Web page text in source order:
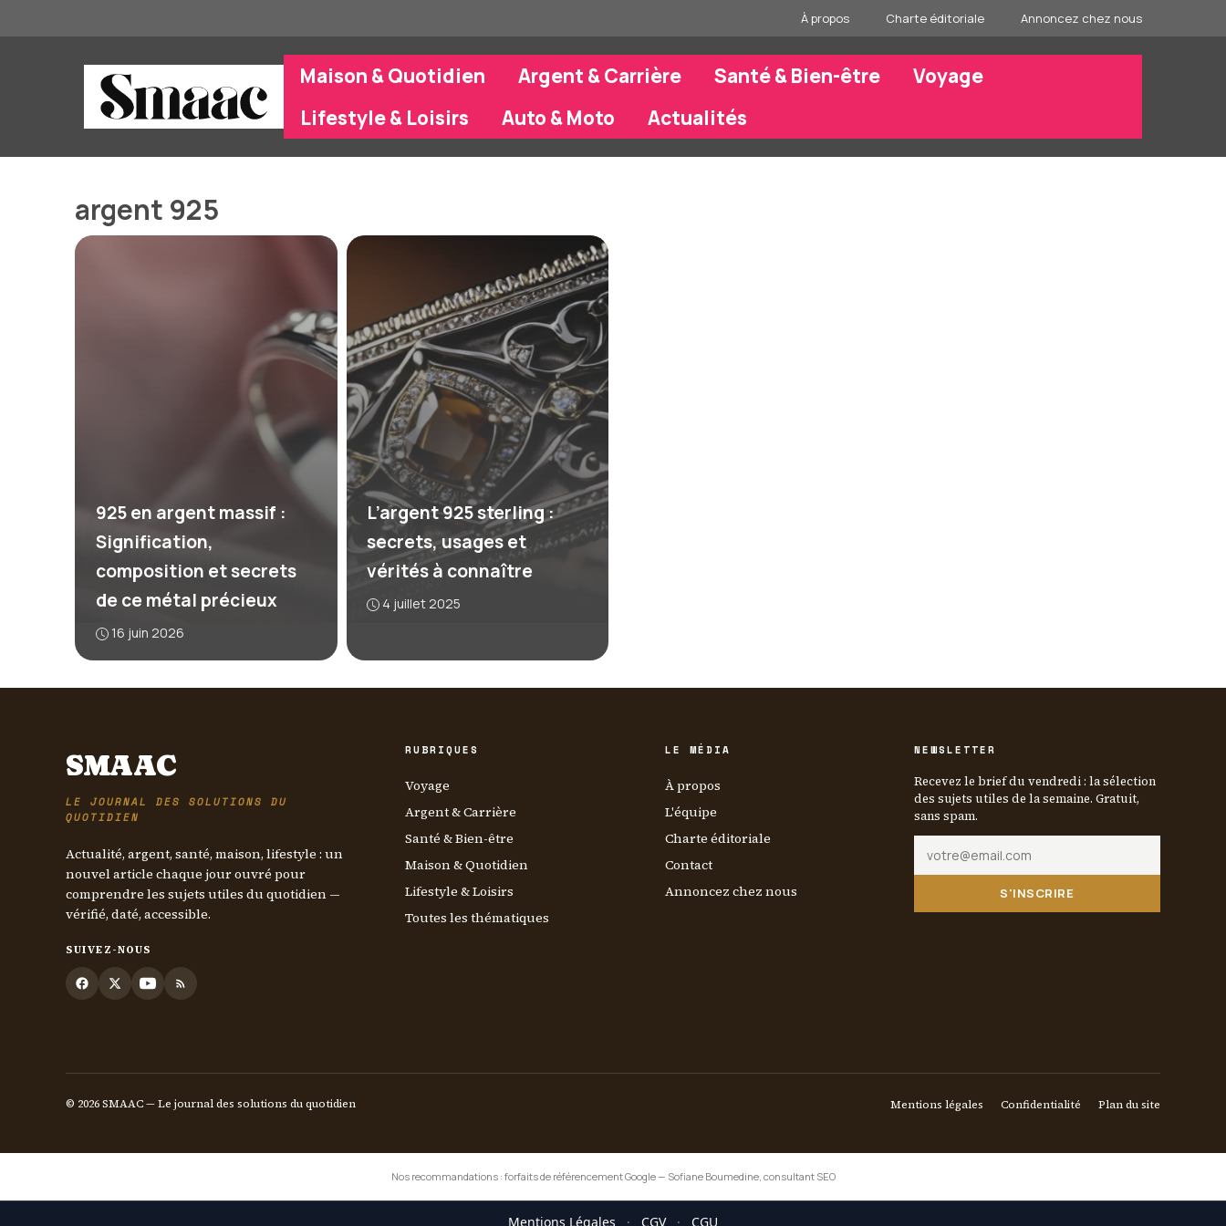
au
À propos Charte éditoriale Annoncez chez nous
Maison & Quotidien Argent & Carrière Santé & Bien-être
Voyage
Lifestyle & Loisirs
Auto & Moto Actualités
argent 925
925 en argent massif :
Signification,
composition et secrets
de ce métal précieux
16 juin 2026
L’argent 925 sterling :
secrets, usages et
vérités à connaître
4 juillet 2025
SMAAC
LE JOURNAL DES SOLUTIONS DU
QUOTIDIEN
Actualité, argent, santé, maison, lifestyle : un
nouvel article chaque jour ouvré pour
comprendre les sujets utiles du quotidien —
vérifié, daté, accessible.
SUIVEZ-NOUS
RUBRIQUES
Voyage
Argent & Carrière
Santé & Bien-être
Maison & Quotidien
Lifestyle & Loisirs
Toutes les thématiques
LE MÉDIA
À propos
L'équipe
Charte éditoriale
Contact
Annoncez chez nous
NEWSLETTER
Recevez le brief du vendredi : la sélection
des sujets utiles de la semaine. Gratuit,
sans spam.
S'INSCRIRE
© 2026 SMAAC — Le journal des solutions du quotidien Mentions légales Confidentialité Plan du site
Nos recommandations : forfaits de référencement Google— Sofiane Boumedine, consultant SEO
Mentions Légales · CGV · CGU